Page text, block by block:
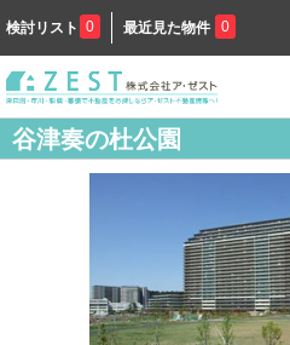
検討リスト 0 最近見た物件 0
谷津奏の杜公園